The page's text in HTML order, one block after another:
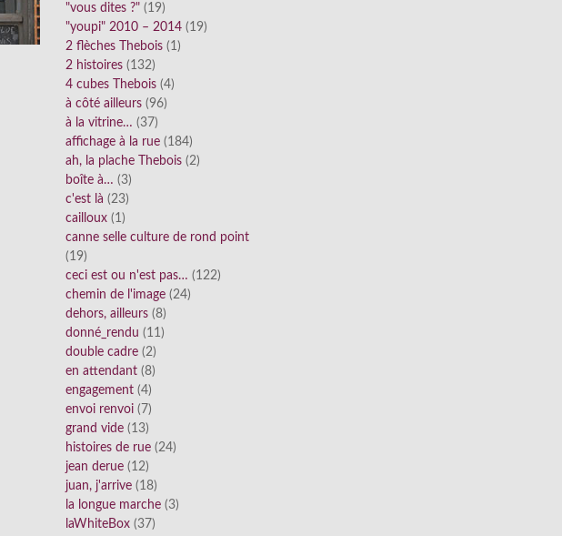
"vous dites ?" (19)
"youpi" 2010 – 2014 (19)
2 flèches Thebois (1)
2 histoires (132)
4 cubes Thebois (4)
à côté ailleurs (96)
à la vitrine… (37)
affichage à la rue (184)
ah, la plache Thebois (2)
boîte à… (3)
c'est là (23)
cailloux (1)
canne selle culture de rond point
(19)
ceci est ou n'est pas… (122)
chemin de l'image (24)
dehors, ailleurs (8)
donné_rendu (11)
double cadre (2)
en attendant (8)
engagement (4)
envoi renvoi (7)
grand vide (13)
histoires de rue (24)
jean derue (12)
juan, j'arrive (18)
la longue marche (3)
laWhiteBox (37)